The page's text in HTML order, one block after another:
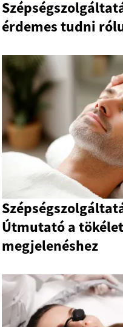
érdemes tudni
Útmutató a
megjelenéshez